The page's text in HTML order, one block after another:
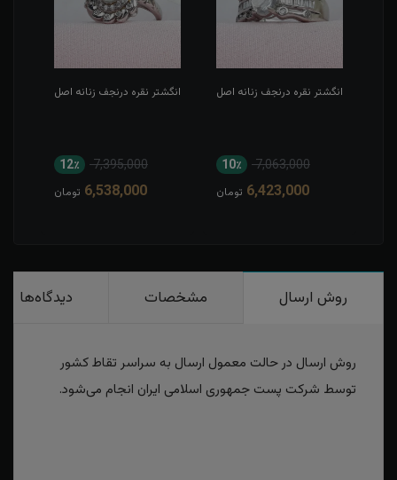
انگشتر نقره درنجف زنانه اصل
7,063,000 10٪
6,423,000 تومان
انگشتر نقره درنجف زنانه اصل
7,395,000 12٪
6,538,000 تومان
روش ارسال مشخصات دیدگاه‌ها
روش ارسال در حالت معمول ارسال به سراسر تقاط کشور
توسط شرکت پست جمهوری اسلامی ایران انجام می‌شود.